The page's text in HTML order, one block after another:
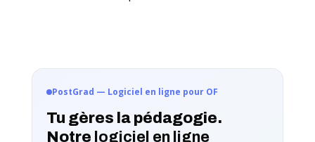
PostGrad — Logiciel en ligne pour OF
Tu gères la pédagogie.
Notre logiciel en ligne